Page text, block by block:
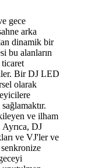
gece
arka
dinamik bir
bu alanların
ticaret
Bir DJ LED
olarak
ve ilham
DJ
ve VJ'ler ve